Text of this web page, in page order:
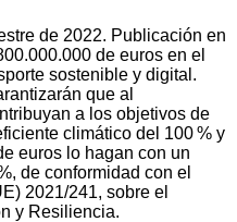
de 2022. Publicación en
de euros en el
sostenible y digital.
que al
a los objetivos de
climático del 100 % y
euros lo hagan con un
de conformidad con el
2021/241, sobre el
y Resiliencia.